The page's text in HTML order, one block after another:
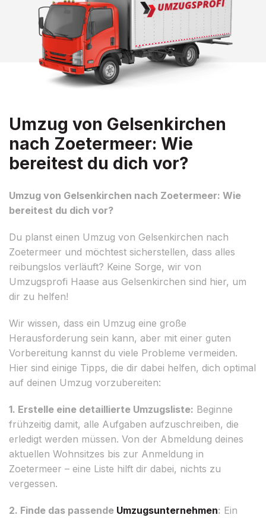
Umzug von Gelsenkirchen
nach Zoetermeer: Wie
bereitest du dich vor?
Umzug von Gelsenkirchen nach Zoetermeer: Wie
bereitest du dich vor?
Du planst einen Umzug von Gelsenkirchen nach
Zoetermeer und möchtest sicherstellen, dass alles
reibungslos verläuft? Keine Sorge, wir von
Umzugsprofi Haase aus Gelsenkirchen sind hier, um
dir zu helfen!
Wir wissen, dass ein Umzug eine große
Herausforderung sein kann, aber mit einer guten
Vorbereitung kannst du viele Probleme vermeiden.
Hier sind einige Tipps, die dir dabei helfen, dich optimal
auf deinen Umzug vorzubereiten:
1. Erstelle eine detaillierte Umzugsliste: Beginne
frühzeitig damit, alle Aufgaben aufzuschreiben, die
erledigt werden müssen. Von der Abmeldung deines
aktuellen Wohnsitzes bis zur Anmeldung in
Zoetermeer – eine Liste hilft dir dabei, nichts zu
vergessen.
2. Finde das passende Umzugsunternehmen: Ein